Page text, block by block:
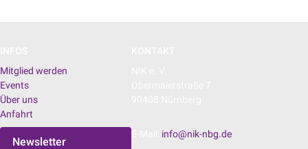
Mitglied werden
Events
Über uns
Anfahrt
Newsletter
info@nik-nbg.de